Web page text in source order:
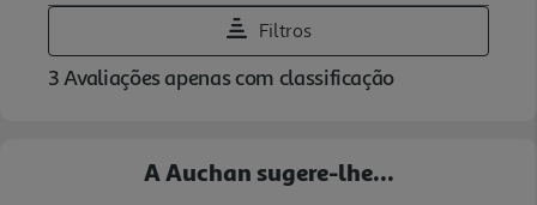
A Auchan sugere-lhe...